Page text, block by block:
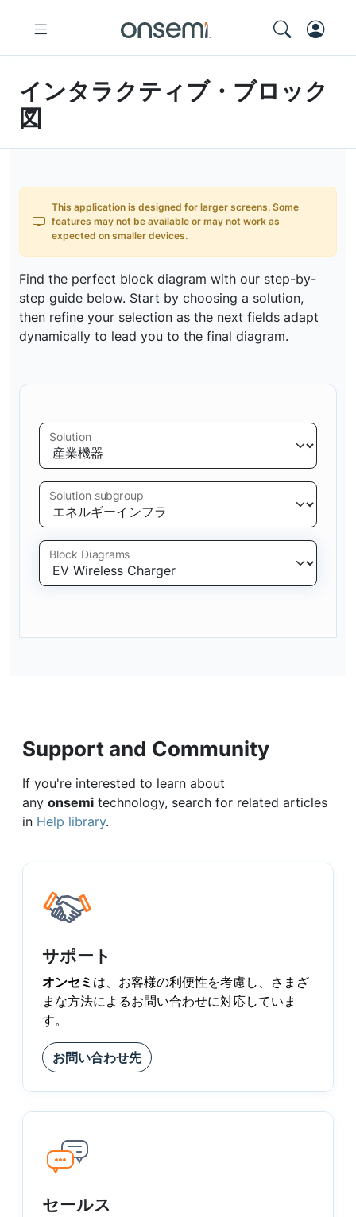
インタラクティブ・ブロック
図
This application is designed for larger screens. Some
features may not be available or may not work as
expected on smaller devices.
Find the perfect block diagram with our step-by-
step guide below. Start by choosing a solution,
then refine your selection as the next fields adapt
dynamically to lead you to the final diagram.
Solution
Solution subgroup
Block Diagrams
Support and Community
If you're interested to learn about
any onsemi technology, search for related articles
in Help library.
サポート
オンセミ は、お客様の利便性を考慮し、さまざ
まな方法によるお問い合わせに対応していま
す。
お問い合わせ先
セールス